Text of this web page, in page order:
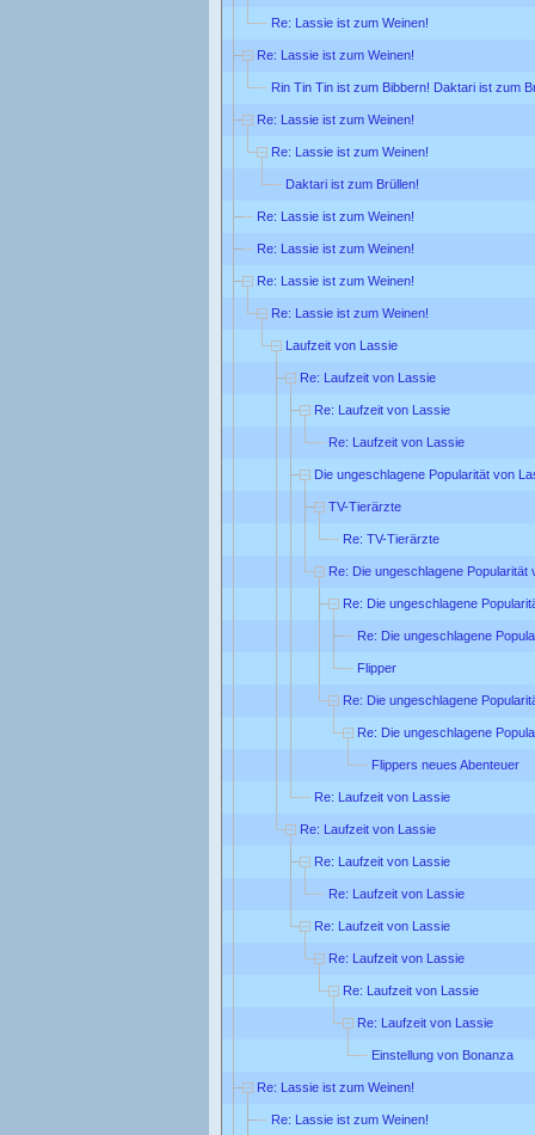
Re: Lassie ist zum Weinen!
Re: Lassie ist zum Weinen!
Rin Tin Tin ist zum Bibbern! Daktari ist zum
Re: Lassie ist zum Weinen!
Re: Lassie ist zum Weinen!
Daktari ist zum Brüllen!
Re: Lassie ist zum Weinen!
Re: Lassie ist zum Weinen!
Re: Lassie ist zum Weinen!
Re: Lassie ist zum Weinen!
Laufzeit von Lassie
Re: Laufzeit von Lassie
Re: Laufzeit von Lassie
Re: Laufzeit von Lassie
Die ungeschlagene Popularität von
TV-Tierärzte
Re: TV-Tierärzte
Re: Die ungeschlagene Popularität
Re: Die ungeschlagene
Re: Die ungeschlagene
Flipper
Re: Die ungeschlagene
Re: Die ungeschlagene
Flippers neues Abenteuer
Re: Laufzeit von Lassie
Re: Laufzeit von Lassie
Re: Laufzeit von Lassie
Re: Laufzeit von Lassie
Re: Laufzeit von Lassie
Re: Laufzeit von Lassie
Re: Laufzeit von Lassie
Re: Laufzeit von Lassie
Einstellung von Bonanza
Re: Lassie ist zum Weinen!
Re: Lassie ist zum Weinen!